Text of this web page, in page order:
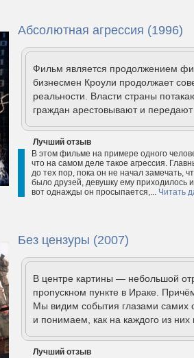
Абсолютная агрессия (1996)
Фильм является продолжением
бизнесмен Кроули продолжает
реальности. Власти страны
граждан арестовывают и
Лучший отзыв
В этом фильме на примере одного
что на самом деле такое агрессия.
до тех пор, пока он не начал замечать,
было друзей, девушку ему приходилось
вот однажды он просыпается,... Читать
Без цензуры (2007)
В центре картины — небольшой
пропускном пункте в Ираке.
Мы видим события глазами самих
и понимаем, как на каждого из них
Лучший отзыв